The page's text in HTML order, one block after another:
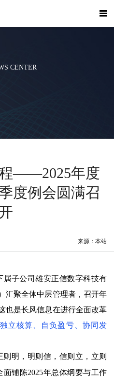
CENTER
——2025年度
度例会圆满召
来源：本站
属子公司雄安正信数字科技有
汇聚全体中层管理者，召开年
也是长风信息在进行全面改革
立核算、自负盈亏、协同发
明，明则信，信则立，立则
铺陈2025年总体纲要与工作